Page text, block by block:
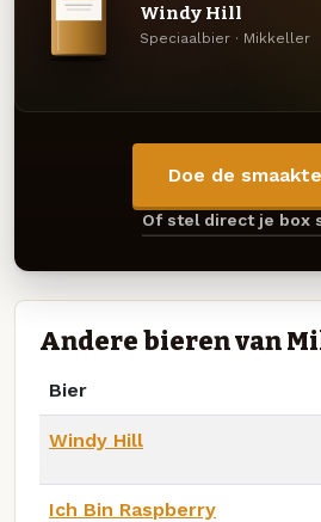
Windy Hill
Speciaalbier · Mikkeller
Doe de
Of stel direct je box
Andere bieren van
Bier
Windy Hill
Ich Bin Raspberry